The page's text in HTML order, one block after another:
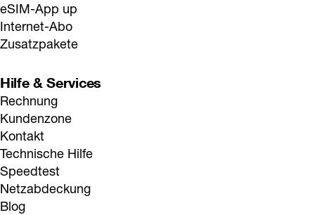
eSIM-App up
Internet-Abo
Zusatzpakete
Hilfe & Services
Rechnung
Kundenzone
Kontakt
Technische Hilfe
Speedtest
Netzabdeckung
Blog